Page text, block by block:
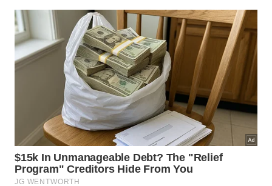
Assim como astampas de latas de metal podem
ganhar usos criativos fora da cozinha, as latas
vazias também podem ser reaproveitadas, mas não
para guardar comida aberta na geladeira. Depois de
lavadas e secas, elas servem melhor para
organizaçãoeartesanato.
Use latas vazias para porta-lápis, vasinhos
decorativos com proteção interna, organizadores
de ferramentas leves ou recipientes para pequenos
objetos. Para alimentos, a regra é simples: abriu a
lata, o restante vai para pote com tampa e deve ser